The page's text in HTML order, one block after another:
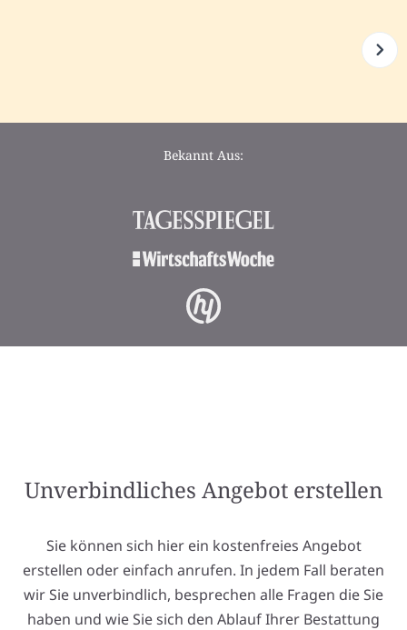
Bekannt Aus:
Unverbindliches Angebot erstellen
Sie können sich hier ein kostenfreies Angebot
erstellen oder einfach anrufen. In jedem Fall beraten
wir Sie unverbindlich, besprechen alle Fragen die Sie
haben und wie Sie sich den Ablauf Ihrer Bestattung